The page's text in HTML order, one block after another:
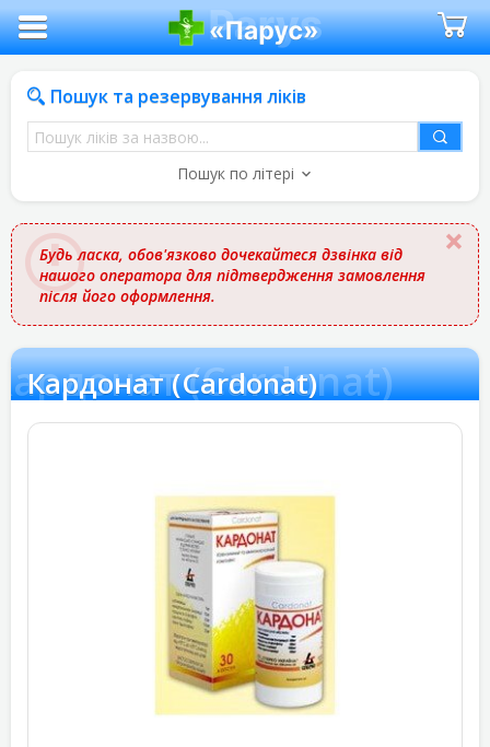
Пошук та резервування ліків
Пошук
ліків
назвою
Пошук по літері
Будь ласка, обов'язково дочекайтеся дзвінка від
нашого оператора для підтвердження замовлення
після його оформлення.
(Cardonat)
Кардонат (Cardonat)